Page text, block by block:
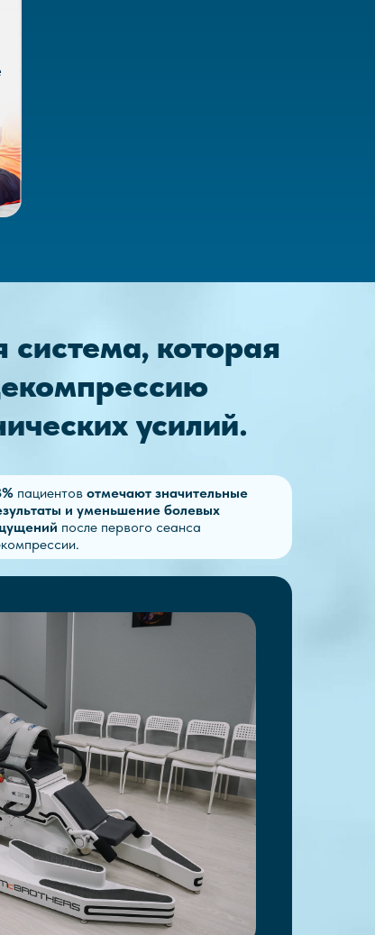
которая
усилий.
пациентов отмечают значительные
и уменьшение болевых
после первого сеанса